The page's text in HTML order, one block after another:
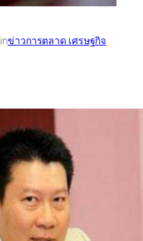
inข่าวการตลาด เศรษฐกิจ